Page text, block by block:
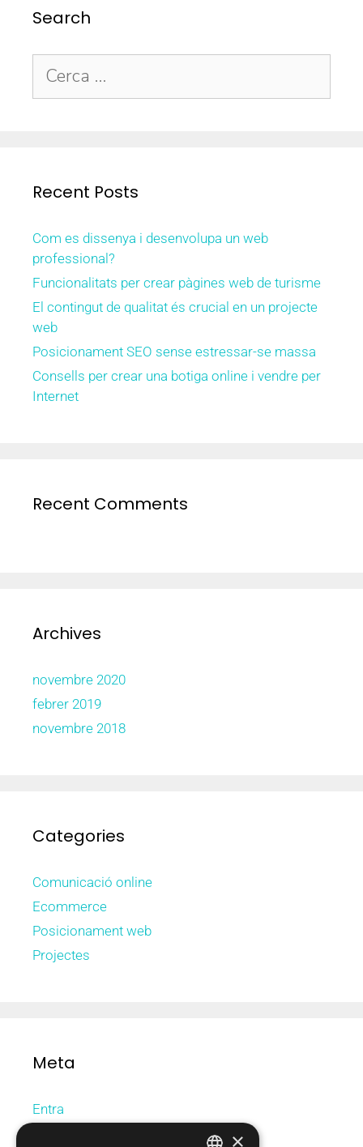
Search
Recent Posts
Com es dissenya i desenvolupa un web
professional?
Funcionalitats per crear pàgines web de turisme
El contingut de qualitat és crucial en un projecte
web
Posicionament SEO sense estressar-se massa
Consells per crear una botiga online i vendre per
Internet
Recent Comments
Archives
novembre 2020
febrer 2019
novembre 2018
Categories
Comunicació online
Ecommerce
Posicionament web
Projectes
Meta
Entra
×